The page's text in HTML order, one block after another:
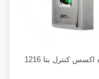
کنترل بتا 1216